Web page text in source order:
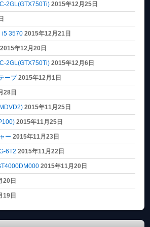
2GL(GTX750Ti) 2015年12月25日
i5 3570 2015年12月21日
2015年12月20日
2GL(GTX750Ti) 2015年12月6日
ープ 2015年12月1日
28日
2015年11月25日
2015年11月25日
ー 2015年11月23日
6T2 2015年11月22日
2015年11月20日
20日
19日